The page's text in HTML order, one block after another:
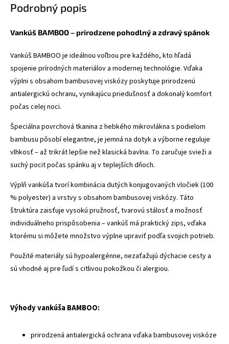
Podrobný popis
Vankúš BAMBOO – prirodzene pohodlný a zdravý spánok
Vankúš BAMBOO je ideálnou voľbou pre každého, kto hľadá
spojenie prírodných materiálov a modernej technológie. Vďaka
výplni s obsahom bambusovej viskózy poskytuje prirodzenú
antialergickú ochranu, vynikajúcu priedušnosť a dokonalý komfort
počas celej noci.
Špeciálna povrchová tkanina z hebkého mikrovlákna s podielom
bambusu pôsobí elegantne, je jemná na dotyk a výborne reguluje
vlhkosť – až trikrát lepšie než klasická bavlna. To zaručuje svieži a
suchý pocit počas spánku aj v teplejších dňoch.
Výplň vankúša tvorí kombinácia dutých konjugovaných vločiek (100
% polyester) a vrstvy s obsahom bambusovej viskózy. Táto
štruktúra zaisťuje vysokú pružnosť, tvarovú stálosť a možnosť
individuálneho prispôsobenia – vankúš má praktický zips, vďaka
ktorému si môžete množstvo výplne upraviť podľa svojich potrieb.
Použité materiály sú hypoalergénne, nezaťažujú dýchacie cesty a
sú vhodné aj pre ľudí s citlivou pokožkou či alergiou.
Výhody vankúša BAMBOO:
prirodzená antialergická ochrana vďaka bambusovej viskóze